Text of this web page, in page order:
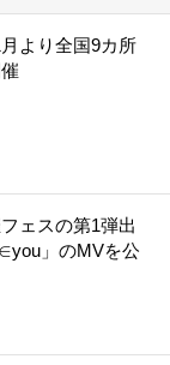
より全国9カ所
ェスの第1弾出
」のMVを公